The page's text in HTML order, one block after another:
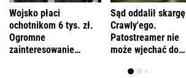
Wojsko płaci
ochotnikom 6 tys. zł.
Ogromne
zainteresowanie
Sąd oddalił skargę
Crawly'ego.
Patostreamer nie
może wjechać do